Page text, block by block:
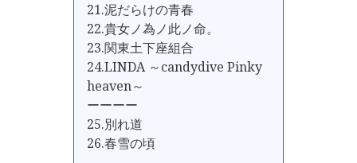
21.泥だらけの青春
22.貴女ノ為ノ此ノ命。
23.関東土下座組合
24.LINDA ～candydive Pinky
heaven～
ーーーー
25.別れ道
26.春雪の頃